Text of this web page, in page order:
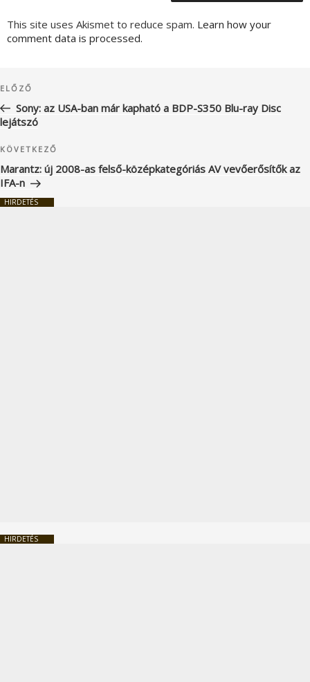
This site uses Akismet to reduce spam. Learn how your
comment data is processed.
navigáció
Korábbi
bejegyzés
ELŐZŐ
Sony: az USA-ban már kapható a BDP-S350 Blu-ray Disc
lejátszó
Következő
bejegyzés
KÖVETKEZŐ
Marantz: új 2008-as felső-középkategóriás AV vevőerősítők az
IFA-n
HIRDETÉS
HIRDETÉS